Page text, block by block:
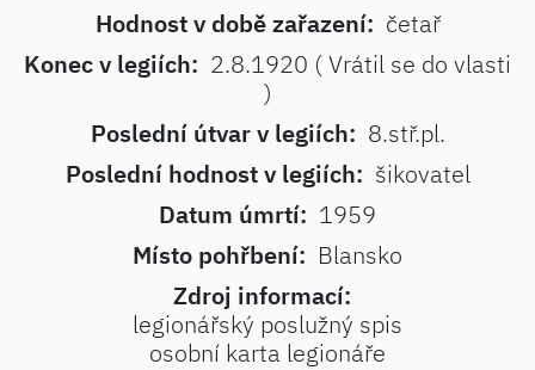
Hodnost v době zařazení: četař
Konec v legiích: 2.8.1920 ( Vrátil se do vlasti
)
Poslední útvar v legiích: 8.stř.pl.
Poslední hodnost v legiích: šikovatel
Datum úmrtí: 1959
Místo pohřbení: Blansko
Zdroj informací:
legionářský poslužný spis
osobní karta legionáře